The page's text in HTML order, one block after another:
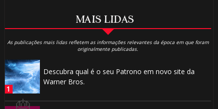
MAIS LIDAS
As publicações mais lidas refletem as informações relevantes da época em que foram
originalmente publicadas.
Descubra qual é o seu Patrono em novo site da
Warner Bros.